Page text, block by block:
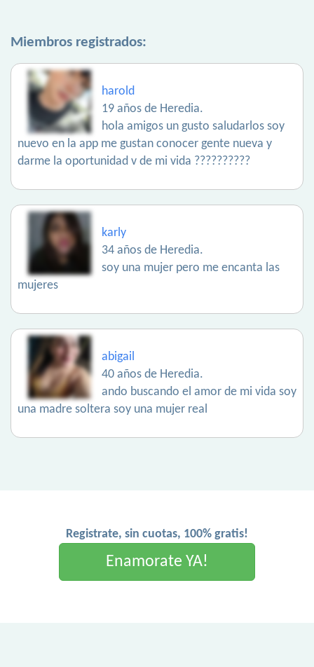
Miembros registrados:
harold
19 años de Heredia.
hola amigos un gusto saludarlos soy
nuevo en la app me gustan conocer gente nueva y
darme la oportunidad v de mi vida ??????????
karly
34 años de Heredia.
soy una mujer pero me encanta las
mujeres
abigail
40 años de Heredia.
ando buscando el amor de mi vida soy
una madre soltera soy una mujer real
Registrate, sin cuotas, 100% gratis!
Enamorate YA!